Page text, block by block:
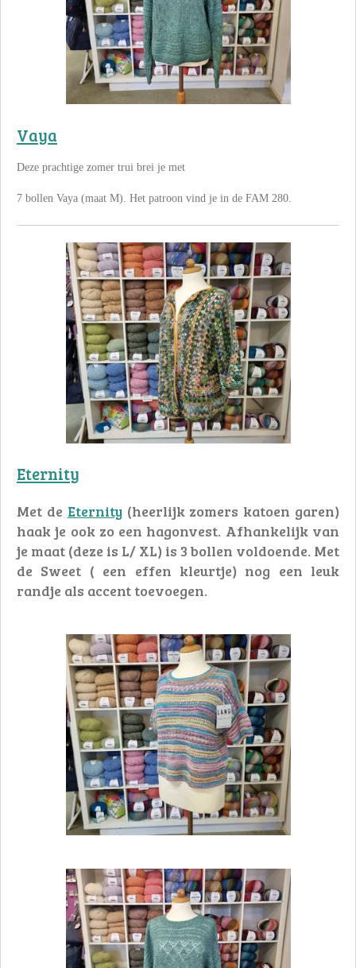
Vaya
Deze prachtige zomer trui brei je met
7 bollen Vaya (maat M). Het patroon vind je in de FAM 280.
Eternity
Met de Eternity(heerlijk zomers katoen garen)
haak je ook zo een hagonvest. Afhankelijk van
je maat (deze is L/ XL) is 3 bollen voldoende. Met
de Sweet ( een effen kleurtje) nog een leuk
randje als accent toevoegen.